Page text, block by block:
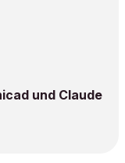
und Claude